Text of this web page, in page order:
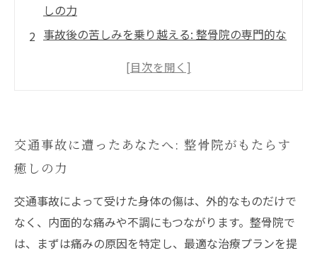
しの力
事故後の苦しみを乗り越える: 整骨院の専門的な
痛みを軽減し、機能を改善する: 整骨院の治療法
の重要性
日常生活への復帰をサポートする整骨院の役割
整骨院での施術経験談: 回復への道のり
事故後の健康を守る: 整骨院と共に歩む未来
交通事故に遭ったあなたへ: 整骨院がもたらす
癒しの力
交通事故によって受けた身体の傷は、外的なものだけで
なく、内面的な痛みや不調にもつながります。整骨院で
は、まずは痛みの原因を特定し、最適な治療プランを提